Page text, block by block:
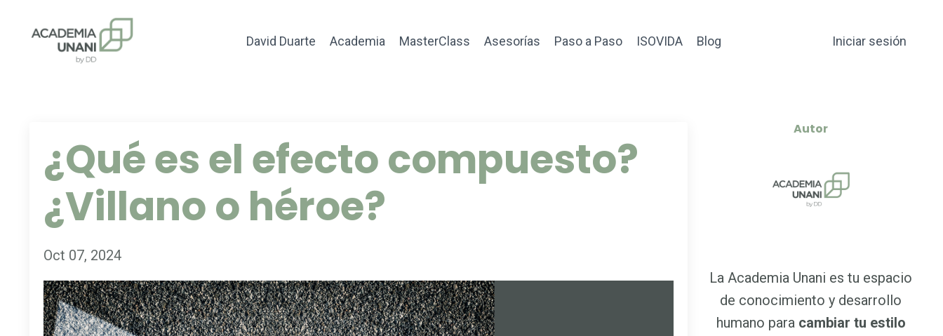
David Duarte Academia MasterClass Asesorías Paso a Paso ISOVIDA Blog Iniciar sesión
¿Qué es el efecto compuesto?
¿Villano o héroe?
Oct 07, 2024
Autor
La Academia Unani es tu espacio
de conocimiento y desarrollo
humano para cambiar tu estilo